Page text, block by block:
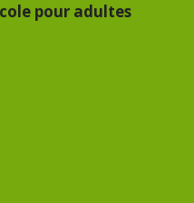
pour adultes